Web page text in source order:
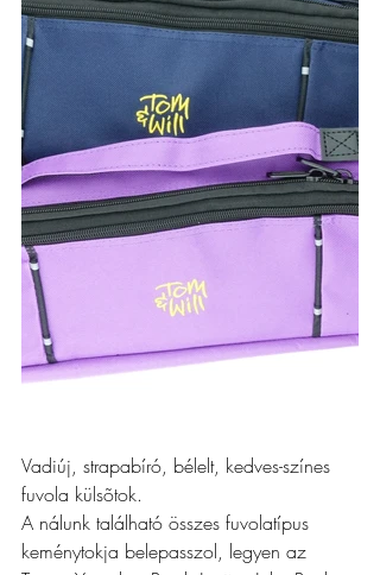
Vadiúj, strapabíró, bélelt, kedves-színes
fuvola külsõtok.
A nálunk található összes fuvolatípus
keménytokja belepasszol, legyen az